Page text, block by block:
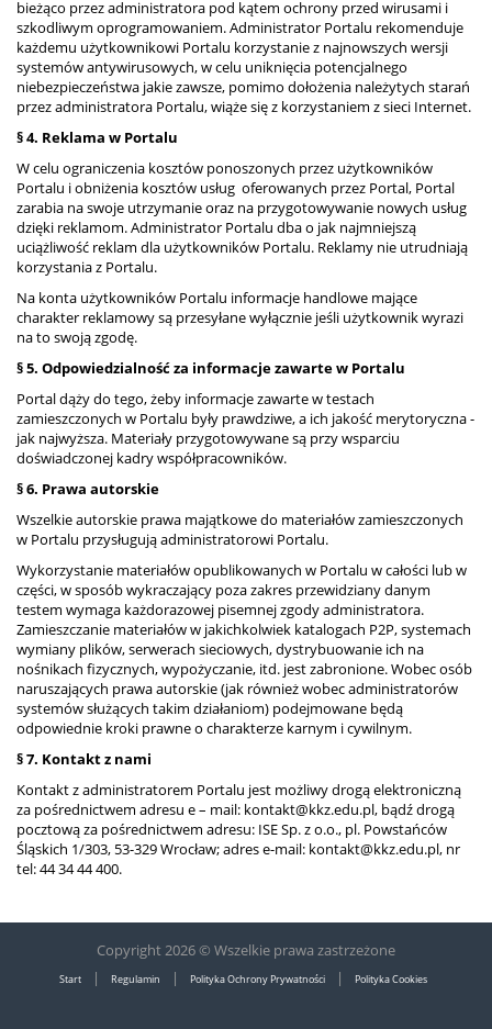
bieżąco przez administratora pod kątem ochrony przed wirusami i
szkodliwym oprogramowaniem. Administrator Portalu rekomenduje
każdemu użytkownikowi Portalu korzystanie z najnowszych wersji
systemów antywirusowych, w celu uniknięcia potencjalnego
niebezpieczeństwa jakie zawsze, pomimo dołożenia należytych starań
przez administratora Portalu, wiąże się z korzystaniem z sieci Internet.
§ 4. Reklama w Portalu
W celu ograniczenia kosztów ponoszonych przez użytkowników
Portalu i obniżenia kosztów usług oferowanych przez Portal, Portal
zarabia na swoje utrzymanie oraz na przygotowywanie nowych usług
dzięki reklamom. Administrator Portalu dba o jak najmniejszą
uciążliwość reklam dla użytkowników Portalu. Reklamy nie utrudniają
korzystania z Portalu.
Na konta użytkowników Portalu informacje handlowe mające
charakter reklamowy są przesyłane wyłącznie jeśli użytkownik wyrazi
na to swoją zgodę.
§ 5. Odpowiedzialność za informacje zawarte w Portalu
Portal dąży do tego, żeby informacje zawarte w testach
zamieszczonych w Portalu były prawdziwe, a ich jakość merytoryczna -
jak najwyższa. Materiały przygotowywane są przy wsparciu
doświadczonej kadry współpracowników.
§ 6. Prawa autorskie
Wszelkie autorskie prawa majątkowe do materiałów zamieszczonych
w Portalu przysługują administratorowi Portalu.
Wykorzystanie materiałów opublikowanych w Portalu w całości lub w
części, w sposób wykraczający poza zakres przewidziany danym
testem wymaga każdorazowej pisemnej zgody administratora.
Zamieszczanie materiałów w jakichkolwiek katalogach P2P, systemach
wymiany plików, serwerach sieciowych, dystrybuowanie ich na
nośnikach fizycznych, wypożyczanie, itd. jest zabronione. Wobec osób
naruszających prawa autorskie (jak również wobec administratorów
systemów służących takim działaniom) podejmowane będą
odpowiednie kroki prawne o charakterze karnym i cywilnym.
§ 7. Kontakt z nami
Kontakt z administratorem Portalu jest możliwy drogą elektroniczną
za pośrednictwem adresu e – mail: kontakt@kkz.edu.pl, bądź drogą
pocztową za pośrednictwem adresu: ISE Sp. z o.o., pl. Powstańców
Śląskich 1/303, 53-329 Wrocław; adres e-mail: kontakt@kkz.edu.pl, nr
tel: 44 34 44 400.
Copyright 2026 © Wszelkie prawa zastrzeżone
Start | Regulamin | Polityka Ochrony Prywatności | Polityka Cookies